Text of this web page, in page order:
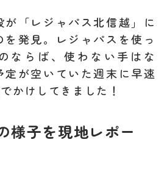
が「レジャパス北信越」に
発見。レジャパスを使っ
ならば、使わない手はな
定が空いていた週末に早速
かけしてきました！
様子を現地レポー